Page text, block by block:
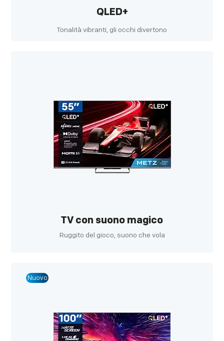
QLED+
Tonalità vibranti, gli occhi divertono
TV con suono magico
Ruggito del gioco, suono che vola
Nuovo